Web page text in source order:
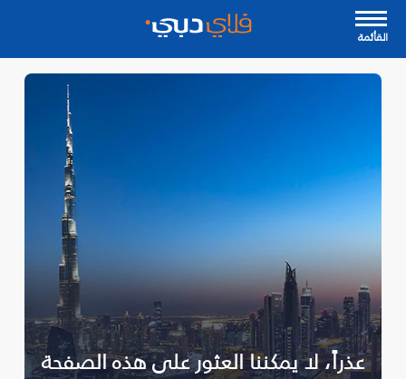
القأئمة
عذراً، لا يمكننا العثور على هذه الصفحة